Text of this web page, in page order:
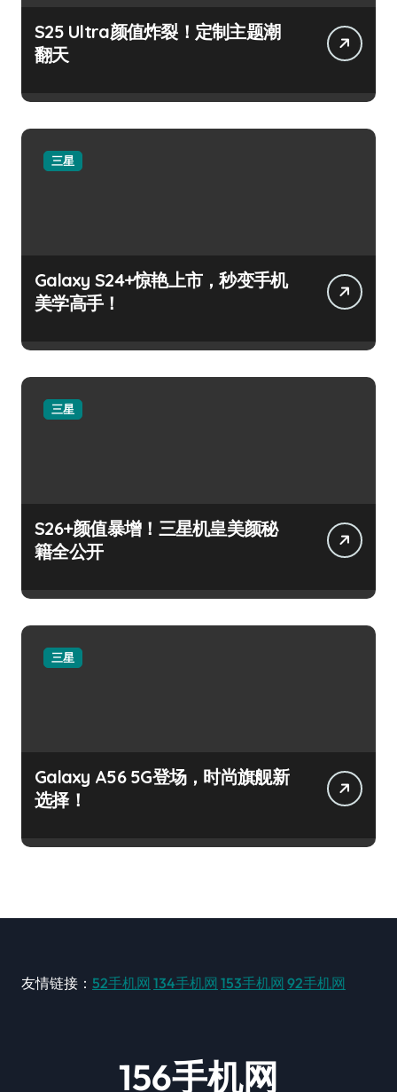
S25 Ultra颜值炸裂！定制主题潮
翻天
三星
Galaxy S24+惊艳上市，秒变手机
美学高手！
三星
S26+颜值暴增！三星机皇美颜秘
籍全公开
三星
Galaxy A56 5G登场，时尚旗舰新
选择！
友情链接： 52手机网 134手机网 153手机网 92手机网
156手机网